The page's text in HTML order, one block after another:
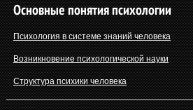
Основные понятия психологии
Психология в системе знаний человека
Возникновение психологической науки
Структура психики человека